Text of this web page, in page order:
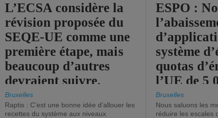
L’ECSA considère la
révision proposée du
SEQE-UE comme une
première étape, mais
beaucoup d’autres
devraient suivre.
Bruxelles
Raptis : C’est une bonne idée d’allouer les
recettes du système aux niveaux
ESPO :
système
quotas
l’UE de 5
tonneaux
brute.
Bruxelles
Nous saluons les
réduire les escales